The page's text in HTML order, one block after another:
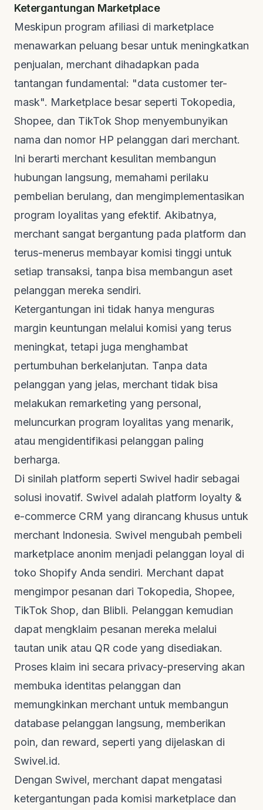
Ketergantungan Marketplace
Meskipun program afiliasi di marketplace
menawarkan peluang besar untuk meningkatkan
penjualan, merchant dihadapkan pada
tantangan fundamental: "data customer ter-
mask". Marketplace besar seperti Tokopedia,
Shopee, dan TikTok Shop menyembunyikan
nama dan nomor HP pelanggan dari merchant.
Ini berarti merchant kesulitan membangun
hubungan langsung, memahami perilaku
pembelian berulang, dan mengimplementasikan
program loyalitas yang efektif. Akibatnya,
merchant sangat bergantung pada platform dan
terus-menerus membayar komisi tinggi untuk
setiap transaksi, tanpa bisa membangun aset
pelanggan mereka sendiri.
Ketergantungan ini tidak hanya menguras
margin keuntungan melalui komisi yang terus
meningkat, tetapi juga menghambat
pertumbuhan berkelanjutan. Tanpa data
pelanggan yang jelas, merchant tidak bisa
melakukan remarketing yang personal,
meluncurkan program loyalitas yang menarik,
atau mengidentifikasi pelanggan paling
berharga.
Di sinilah platform seperti Swivel hadir sebagai
solusi inovatif. Swivel adalah platform loyalty &
e-commerce CRM yang dirancang khusus untuk
merchant Indonesia. Swivel mengubah pembeli
marketplace anonim menjadi pelanggan loyal di
toko Shopify Anda sendiri. Merchant dapat
mengimpor pesanan dari Tokopedia, Shopee,
TikTok Shop, dan Blibli. Pelanggan kemudian
dapat mengklaim pesanan mereka melalui
tautan unik atau QR code yang disediakan.
Proses klaim ini secara privacy-preserving akan
membuka identitas pelanggan dan
memungkinkan merchant untuk membangun
database pelanggan langsung, memberikan
poin, dan reward, seperti yang dijelaskan di
Swivel.id.
Dengan Swivel, merchant dapat mengatasi
ketergantungan pada komisi marketplace dan